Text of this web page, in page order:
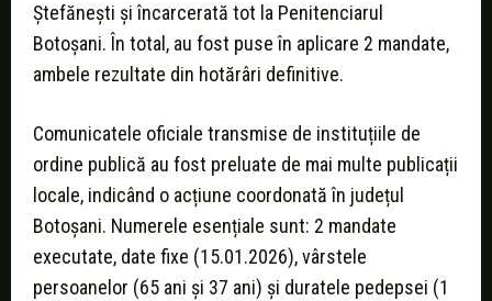
Ștefănești și încarcerată tot la Penitenciarul
Botoșani. În total, au fost puse în aplicare 2 mandate,
ambele rezultate din hotărâri definitive.
Comunicatele oficiale transmise de instituțiile de
ordine publică au fost preluate de mai multe publicații
locale, indicând o acțiune coordonată în județul
Botoșani. Numerele esențiale sunt: 2 mandate
executate, date fixe (15.01.2026), vârstele
persoanelor (65 ani și 37 ani) și duratele pedepsei (1